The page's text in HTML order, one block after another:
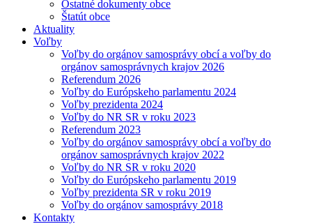
Ostatné dokumenty obce
Štatút obce
Aktuality
Voľby
Voľby do orgánov samosprávy obcí a voľby do
orgánov samosprávnych krajov 2026
Referendum 2026
Voľby do Európskeho parlamentu 2024
Voľby prezidenta 2024
Voľby do NR SR v roku 2023
Referendum 2023
Voľby do orgánov samosprávy obcí a voľby do
orgánov samosprávnych krajov 2022
Voľby do NR SR v roku 2020
Voľby do Európskeho parlamentu 2019
Voľby prezidenta SR v roku 2019
Voľby do orgánov samosprávy 2018
Kontakty